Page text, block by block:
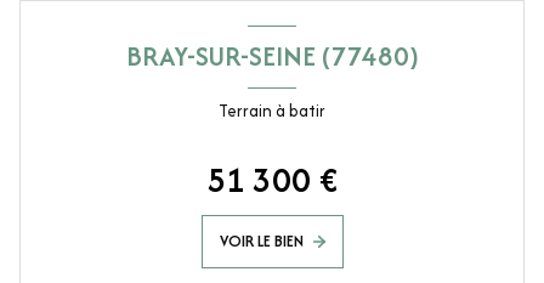
BRAY-SUR-SEINE (77480)
Terrain à batir
51 300 €
VOIR LE BIEN